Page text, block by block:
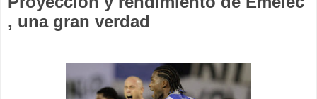
, una gran verdad